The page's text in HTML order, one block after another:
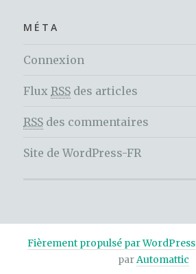
MÉTA
Connexion
Flux RSS des articles
RSS des commentaires
Site de WordPress-FR
Fièrement propulsé par WordPress
parAutomattic